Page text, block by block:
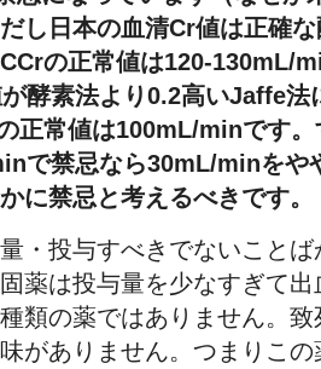
し日本の血清Cr値は正確
の正常値は120-130mL/
酵素法より0.2高いJaffe法
正常値は100mL/minです。
で禁忌なら30mL/minをや
に禁忌と考えるべきです。
・投与すべきでないこと
薬は投与量を少なすぎて
類の薬ではありません。
がありません。つまりこ